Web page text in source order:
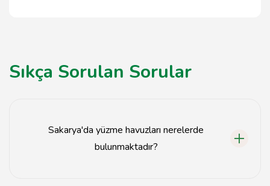
Sıkça Sorulan Sorular
Sakarya'da yüzme havuzları nerelerde
bulunmaktadır?